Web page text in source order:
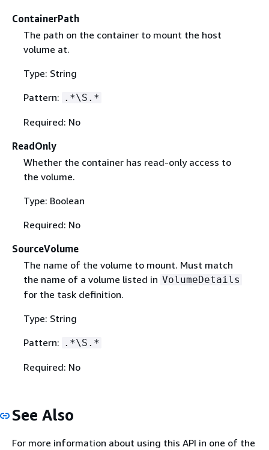
ContainerPath
The path on the container to mount the host
volume at.
Type: String
Pattern: .*\S.*
Required: No
ReadOnly
Whether the container has read-only access to
the volume.
Type: Boolean
Required: No
SourceVolume
The name of the volume to mount. Must match
the name of a volume listed in VolumeDetails
for the task definition.
Type: String
Pattern: .*\S.*
Required: No
See Also
For more information about using this API in one of the